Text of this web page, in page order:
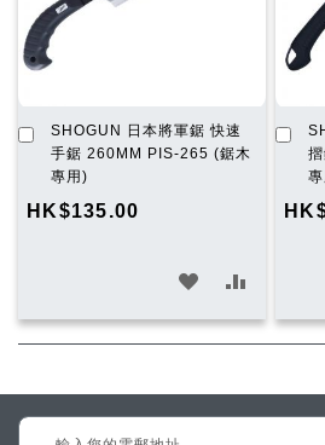
SHOGUN 日本將軍鋸 快速
手鋸 260MM PIS-265 (鋸木
專用)
HK$135.00
加
入
購
車
入 入
加
入
購
車
Sign